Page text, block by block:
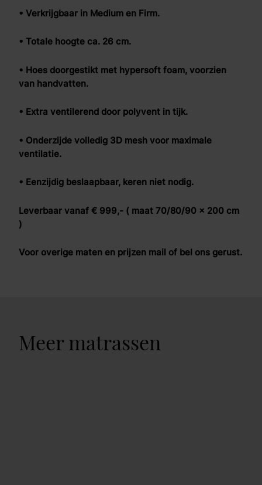
• Verkrijgbaar in Medium en Firm.
• Totale hoogte ca. 26 cm.
• Hoes doorgestikt met hypersoft foam, voorzien
van handvatten.
• Extra ventilerend door polyvent in tijk.
• Onderzijde volledig 3D mesh voor maximale
ventilatie.
• Eenzijdig beslaapbaar, keren niet nodig.
Leverbaar vanaf € 999,- ( maat 70/80/90 x 200 cm
)
Voor overige maten en prijzen mail of bel ons gerust.
Meer matrassen